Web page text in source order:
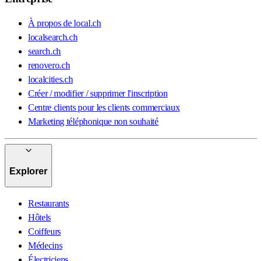
À propos de local.ch
localsearch.ch
search.ch
renovero.ch
localcities.ch
Créer / modifier / supprimer l'inscription
Centre clients pour les clients commerciaux
Marketing téléphonique non souhaité
Explorer
Restaurants
Hôtels
Coiffeurs
Médecins